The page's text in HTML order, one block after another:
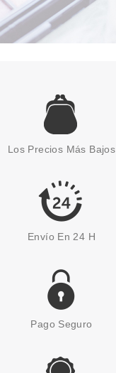
Los Precios Más Bajos
Envío En 24 H
Pago Seguro